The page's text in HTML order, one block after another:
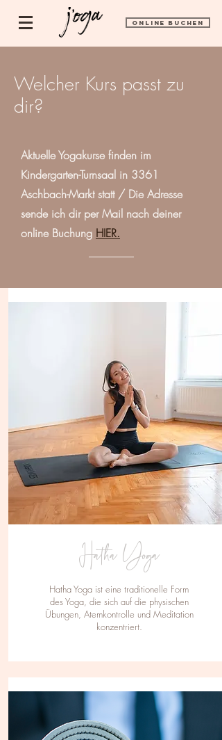
ONLINE BUCHEN
Welcher Kurs passt zu
dir?
Aktuelle Yogakurse finden im
Kindergarten-Turnsaal in 3361
Aschbach-Markt statt / Die Adresse
sende ich dir per Mail nach deiner
online Buchung HIER.
Hatha Yoga
Hatha Yoga ist eine traditionelle Form
des Yoga, die sich auf die physischen
Übungen, Atemkontrolle und Meditation
konzentriert.